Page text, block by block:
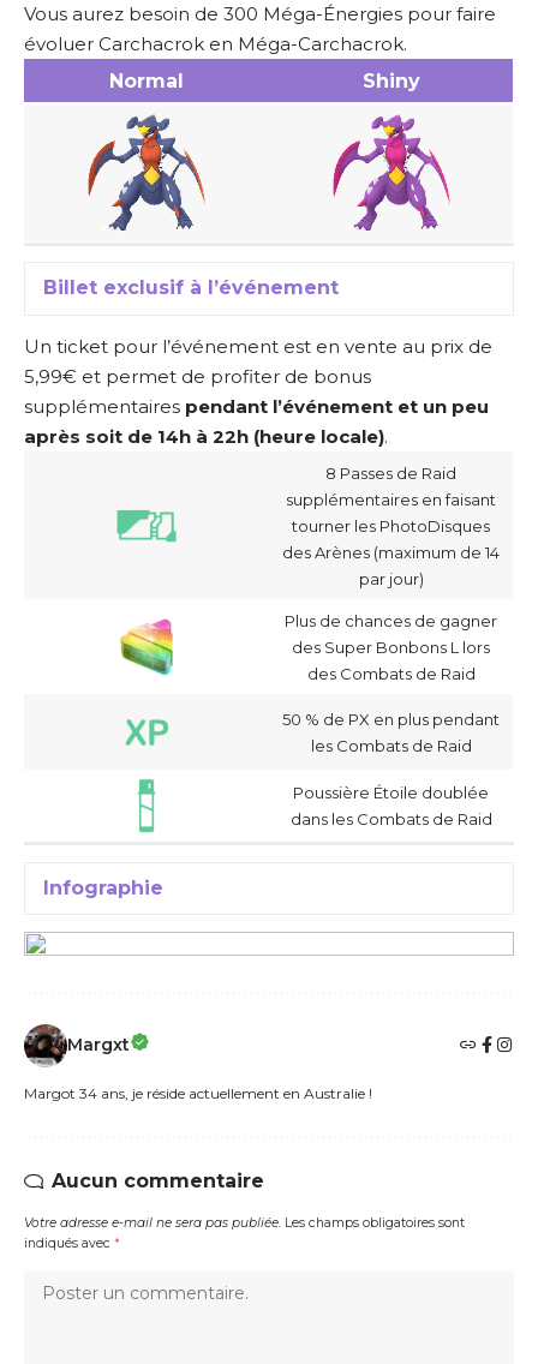
Vous aurez besoin de 300 Méga-Énergies pour faire
évoluer Carchacrok en Méga-Carchacrok.
Normal
Shiny
Billet exclusif à l’événement
Un ticket pour l’événement est en vente au prix de
5,99€ et permet de profiter de bonus
supplémentaires pendant l’événement et un peu
après soit de 14h à 22h (heure locale).
8 Passes de Raid
supplémentaires en faisant
tourner les PhotoDisques
des Arènes (maximum de 14
par jour)
Plus de chances de gagner
des Super Bonbons L lors
des Combats de Raid
50 % de PX en plus pendant
les Combats de Raid
Poussière Étoile doublée
dans les Combats de Raid
Infographie
Margxt
Margot 34 ans, je réside actuellement en Australie !
Aucun commentaire
Votre adresse e-mail ne sera pas publiée. Les champs obligatoires sont
indiqués avec *